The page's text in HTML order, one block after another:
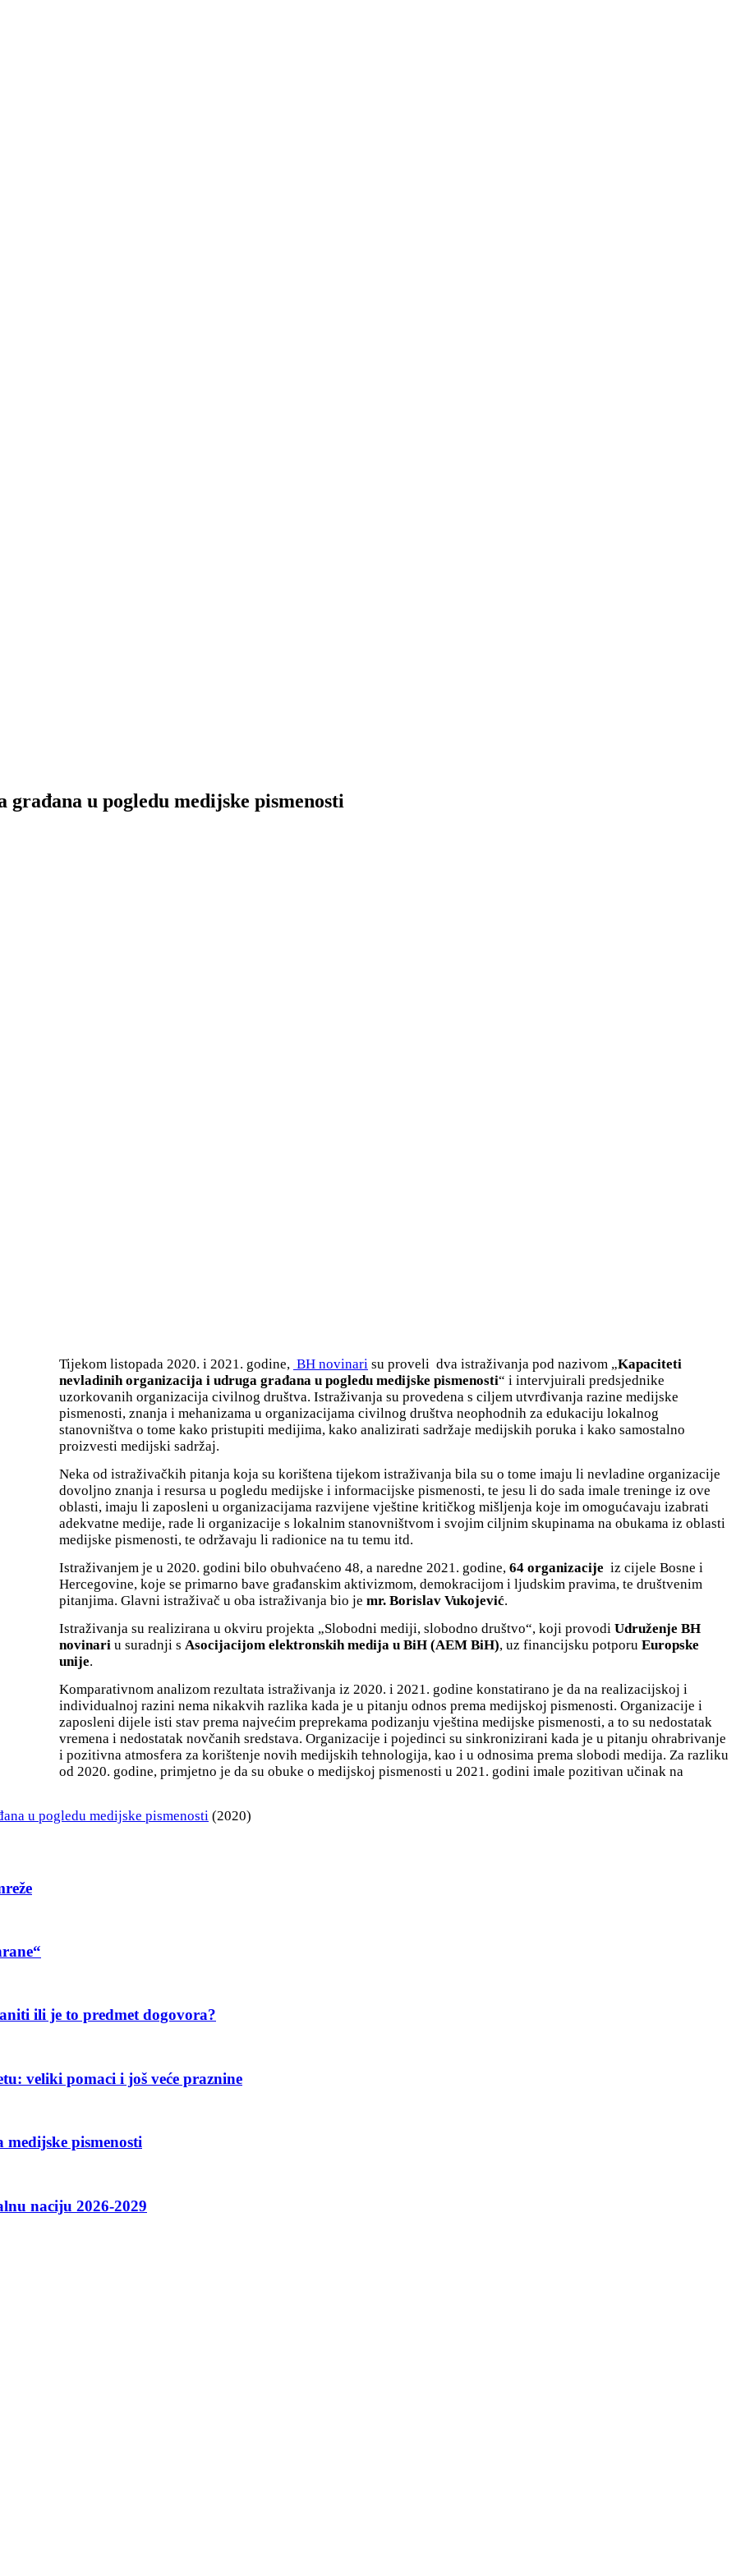
u pogledu medijske pismenosti
Tijekom listopada 2020. i 2021. godine, BH novinari su proveli dva istraživanja pod nazivom „Kapaciteti
nevladinih organizacija i udruga građana u pogledu medijske pismenosti“ i intervjuirali predsjednike
uzorkovanih organizacija civilnog društva. Istraživanja su provedena s ciljem utvrđivanja razine medijske
pismenosti, znanja i mehanizama u organizacijama civilnog društva neophodnih za edukaciju lokalnog
stanovništva o tome kako pristupiti medijima, kako analizirati sadržaje medijskih poruka i kako samostalno
proizvesti medijski sadržaj.
Neka od istraživačkih pitanja koja su korištena tijekom istraživanja bila su o tome imaju li nevladine organizacije
dovoljno znanja i resursa u pogledu medijske i informacijske pismenosti, te jesu li do sada imale treninge iz ove
oblasti, imaju li zaposleni u organizacijama razvijene vještine kritičkog mišljenja koje im omogućavaju izabrati
adekvatne medije, rade li organizacije s lokalnim stanovništvom i svojim ciljnim skupinama na obukama iz oblasti
medijske pismenosti, te održavaju li radionice na tu temu itd.
Istraživanjem je u 2020. godini bilo obuhvaćeno 48, a naredne 2021. godine, 64 organizacije iz cijele Bosne i
Hercegovine, koje se primarno bave građanskim aktivizmom, demokracijom i ljudskim pravima, te društvenim
pitanjima. Glavni istraživač u oba istraživanja bio je mr. Borislav Vukojević.
Istraživanja su realizirana u okviru projekta „Slobodni mediji, slobodno društvo“, koji provodi Udruženje BH
novinari u suradnji s Asocijacijom elektronskih medija u BiH (AEM BiH), uz financijsku potporu Europske
unije.
Komparativnom analizom rezultata istraživanja iz 2020. i 2021. godine konstatirano je da na realizacijskoj i
individualnoj razini nema nikakvih razlika kada je u pitanju odnos prema medijskoj pismenosti. Organizacije i
zaposleni dijele isti stav prema najvećim preprekama podizanju vještina medijske pismenosti, a to su nedostatak
vremena i nedostatak novčanih sredstava. Organizacije i pojedinci su sinkronizirani kada je u pitanju ohrabrivanje
i pozitivna atmosfera za korištenje novih medijskih tehnologija, kao i u odnosima prema slobodi medija. Za razliku
od 2020. godine, primjetno je da su obuke o medijskoj pismenosti u 2021. godini imale pozitivan učinak na
u pogledu medijske pismenosti (2020)
ili je to predmet dogovora?
veliki pomaci i još veće praznine
medijske pismenosti
naciju 2026-2029